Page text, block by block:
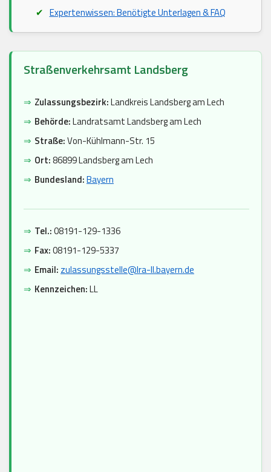
Expertenwissen: Benötigte Unterlagen & FAQ
Straßenverkehrsamt Landsberg
⇒ Zulassungsbezirk:Landkreis Landsberg am Lech
⇒ Behörde:Landratsamt Landsberg am Lech
⇒ Straße:Von-Kühlmann-Str. 15
⇒ Ort:86899 Landsberg am Lech
⇒ Bundesland:Bayern
⇒ Tel.:08191-129-1336
⇒ Fax:08191-129-5337
⇒ Email: zulassungsstelle@lra-ll.bayern.de
⇒ Kennzeichen:LL